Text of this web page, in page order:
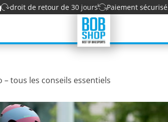
droit de retour de 30 jours Paiement sécurisé
– tous les conseils essentiels